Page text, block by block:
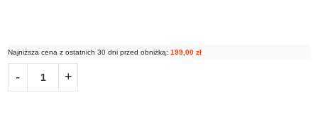
Najniższa cena z ostatnich 30 dni przed obniżką: 199,00 zł